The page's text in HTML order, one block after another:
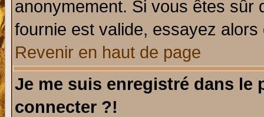
anonymement. Si vous êtes sûr
fournie est valide, essayez
Revenir en haut de page
Je me suis enregistré dans le
connecter ?!